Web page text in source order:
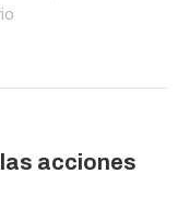
acciones